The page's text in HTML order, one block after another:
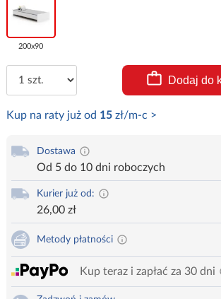
200x90
Dodaj do
Kup na raty już od 15zł/m-c >
Dostawa
Od 5 do 10 dni roboczych
Kurier już od:
26,00 zł
Metody płatności
Kup teraz i zapłać za 30 dni